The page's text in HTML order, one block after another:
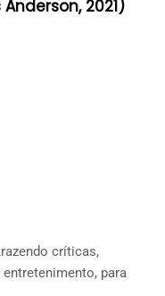
2021)
críticas,
para